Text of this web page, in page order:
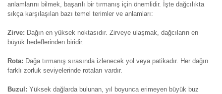
anlamlarını bilmek, başarılı bir tırmanış için önemlidir. İşte dağcılıkta
sıkça karşılaşılan bazı temel terimler ve anlamları:
Zirve: Dağın en yüksek noktasıdır. Zirveye ulaşmak, dağcıların en
büyük hedeflerinden biridir.
Rota: Dağa tırmanış sırasında izlenecek yol veya patikadır. Her dağın
farklı zorluk seviyelerinde rotaları vardır.
Buzul: Yüksek dağlarda bulunan, yıl boyunca erimeyen büyük buz